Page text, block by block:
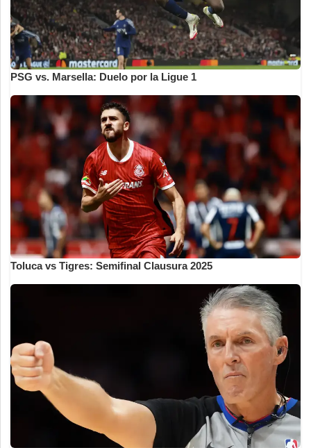
PSG vs. Marsella: Duelo por la Ligue 1
Toluca vs Tigres: Semifinal Clausura 2025